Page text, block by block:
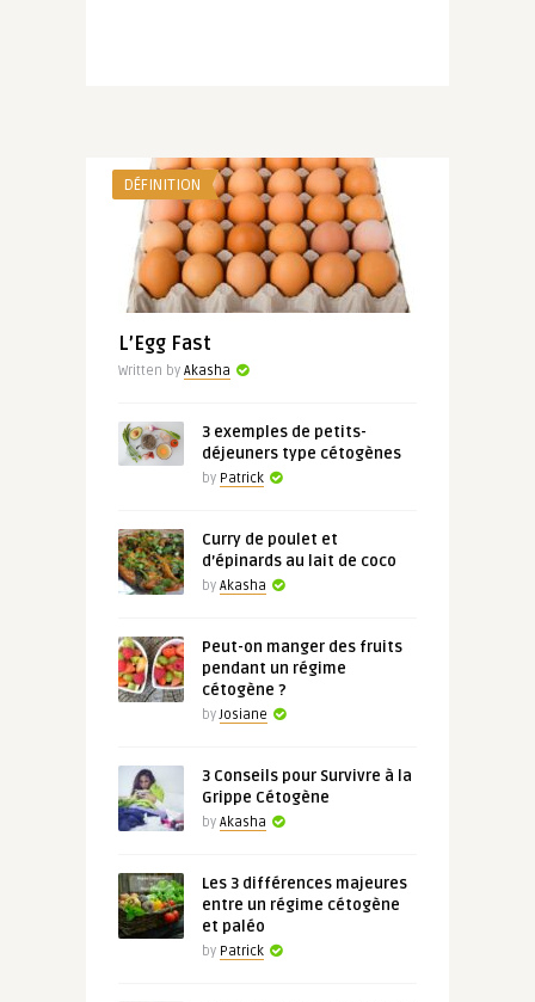
DÉFINITION
L’Egg Fast
Written by Akasha
3 exemples de petits-
déjeuners type cétogènes
by Patrick
Curry de poulet et
d’épinards au lait de coco
by Akasha
Peut-on manger des fruits
pendant un régime
cétogène ?
byJosiane
3 Conseils pour Survivre à la
Grippe Cétogène
by Akasha
Les 3 différences majeures
entre un régime cétogène
et paléo
by Patrick